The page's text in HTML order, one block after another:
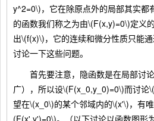
y^2=0\)，它在除原点外的局部其实都
的函数我们称之为由\(F(x,y)=0\)定义的
出\(f(x)\)，它的连续和微分性质只能
讨论一下这些问题。
首先要注意，隐函数是在局部讨论
广），所以设\(F(x_0,y_0)=0\)而讨论
望在\(x_0\)的某个邻域内的\(x'\)，有
(F(x',y')=0\)。（以下讨论以函数图形